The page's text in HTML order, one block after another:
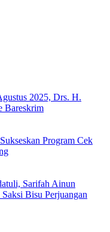
2025, Drs. H.
Bareskrim
Program Cek
Sarifah Ainun
Bisu Perjuangan